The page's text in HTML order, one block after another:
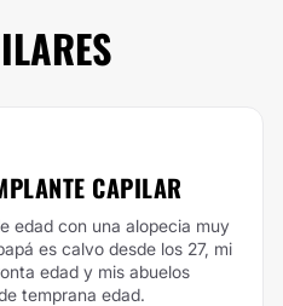
CAPILAR
edad con una alopecia muy
es calvo desde los 27, mi
edad y mis abuelos
temprana edad.